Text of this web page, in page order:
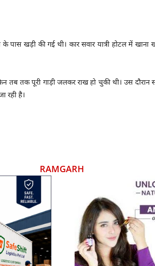
के पास खड़ी की गई थी। कार सवार यात्री होटल में
तब तक पूरी गाड़ी जलकर राख हो चुकी थी। उस
रही है।
RAMGARH